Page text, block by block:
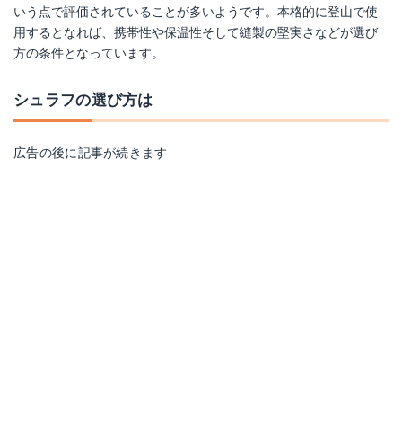
いう点で評価されていることが多いようです。本格的に登山で使
用するとなれば、携帯性や保温性そして縫製の堅実さなどが選び
方の条件となっています。
シュラフの選び方は
広告の後に記事が続きます